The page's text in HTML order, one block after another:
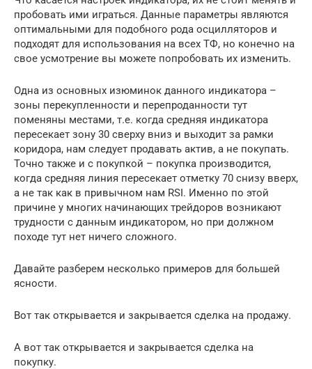
пробовать ими играться. Данные параметры являются
оптимальными для подобного рода осцилляторов и
подходят для использования на всех ТФ, но конечно на
свое усмотрение вы можете попробовать их изменить.
Одна из основных изюминок данного индикатора –
зоны перекупленности и перепроданности тут
поменяны местами, т.е. когда средняя индикатора
пересекает зону 30 сверху вниз и выходит за рамки
коридора, нам следует продавать актив, а не покупать.
Точно также и с покупкой – покупка производится,
когда средняя линия пересекает отметку 70 снизу вверх,
а не так как в привычном нам RSI. Именно по этой
причине у многих начинающих трейдоров возникают
трудности с данным индикатором, но при должном
походе тут нет ничего сложного.
Давайте разберем несколько примеров для большей
ясности.
Вот так открывается и закрывается сделка на продажу.
А вот так открывается и закрывается сделка на
покупку.